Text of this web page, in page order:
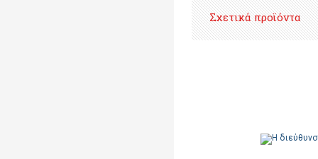
Σχετικά προϊόντα